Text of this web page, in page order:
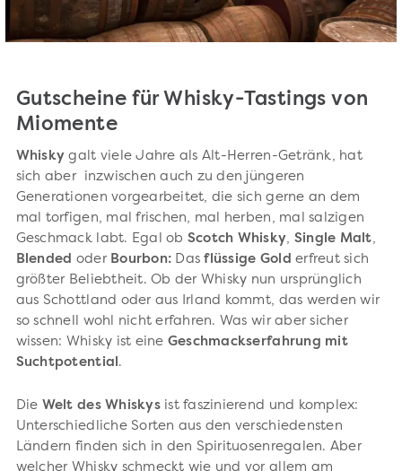
Gutscheine für Whisky-Tastings von
Miomente
Whisky galt viele Jahre als Alt-Herren-Getränk, hat
sich aber inzwischen auch zu den jüngeren
Generationen vorgearbeitet, die sich gerne an dem
mal torfigen, mal frischen, mal herben, mal salzigen
Geschmack labt. Egal ob Scotch Whisky, Single Malt,
Blended oder Bourbon: Dasflüssige Gold erfreut sich
größter Beliebtheit. Ob der Whisky nun ursprünglich
aus Schottland oder aus Irland kommt, das werden wir
so schnell wohl nicht erfahren. Was wir aber sicher
wissen: Whisky ist eine Geschmackserfahrung mit
Suchtpotential .
Die Welt des Whiskysist faszinierend und komplex:
Unterschiedliche Sorten aus den verschiedensten
Ländern finden sich in den Spirituosenregalen. Aber
welcher Whisky schmeckt wie und vor allem am